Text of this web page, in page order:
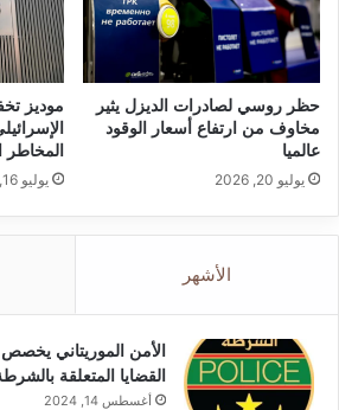
حظر روسي لصادرات الديزل يثير
مخاوف من ارتفاع أسعار الوقود
عالميا
يوليو 20, 2026
موديز
المخاطر
يوليو 16, 2026
الأشهر
الأمن الموريتاني
القضايا المتعلقة
أغسطس 14, 2024